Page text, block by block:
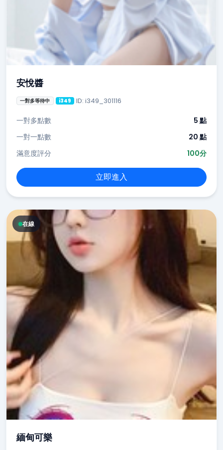
安悅醬
一對多等待中 i349 ID: i349_301116
一對多點數
5 點
一對一點數
20 點
滿意度評分
100分
立即進入
在線
緬甸可樂